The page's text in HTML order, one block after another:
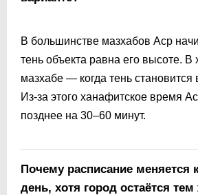
В большинстве мазхабов Аср
тень объекта равна его высоте. В
мазхабе — когда тень становится
Из-за этого ханафитское время
позднее на 30–60 минут.
Почему расписание меняется
день, хотя город остаётся